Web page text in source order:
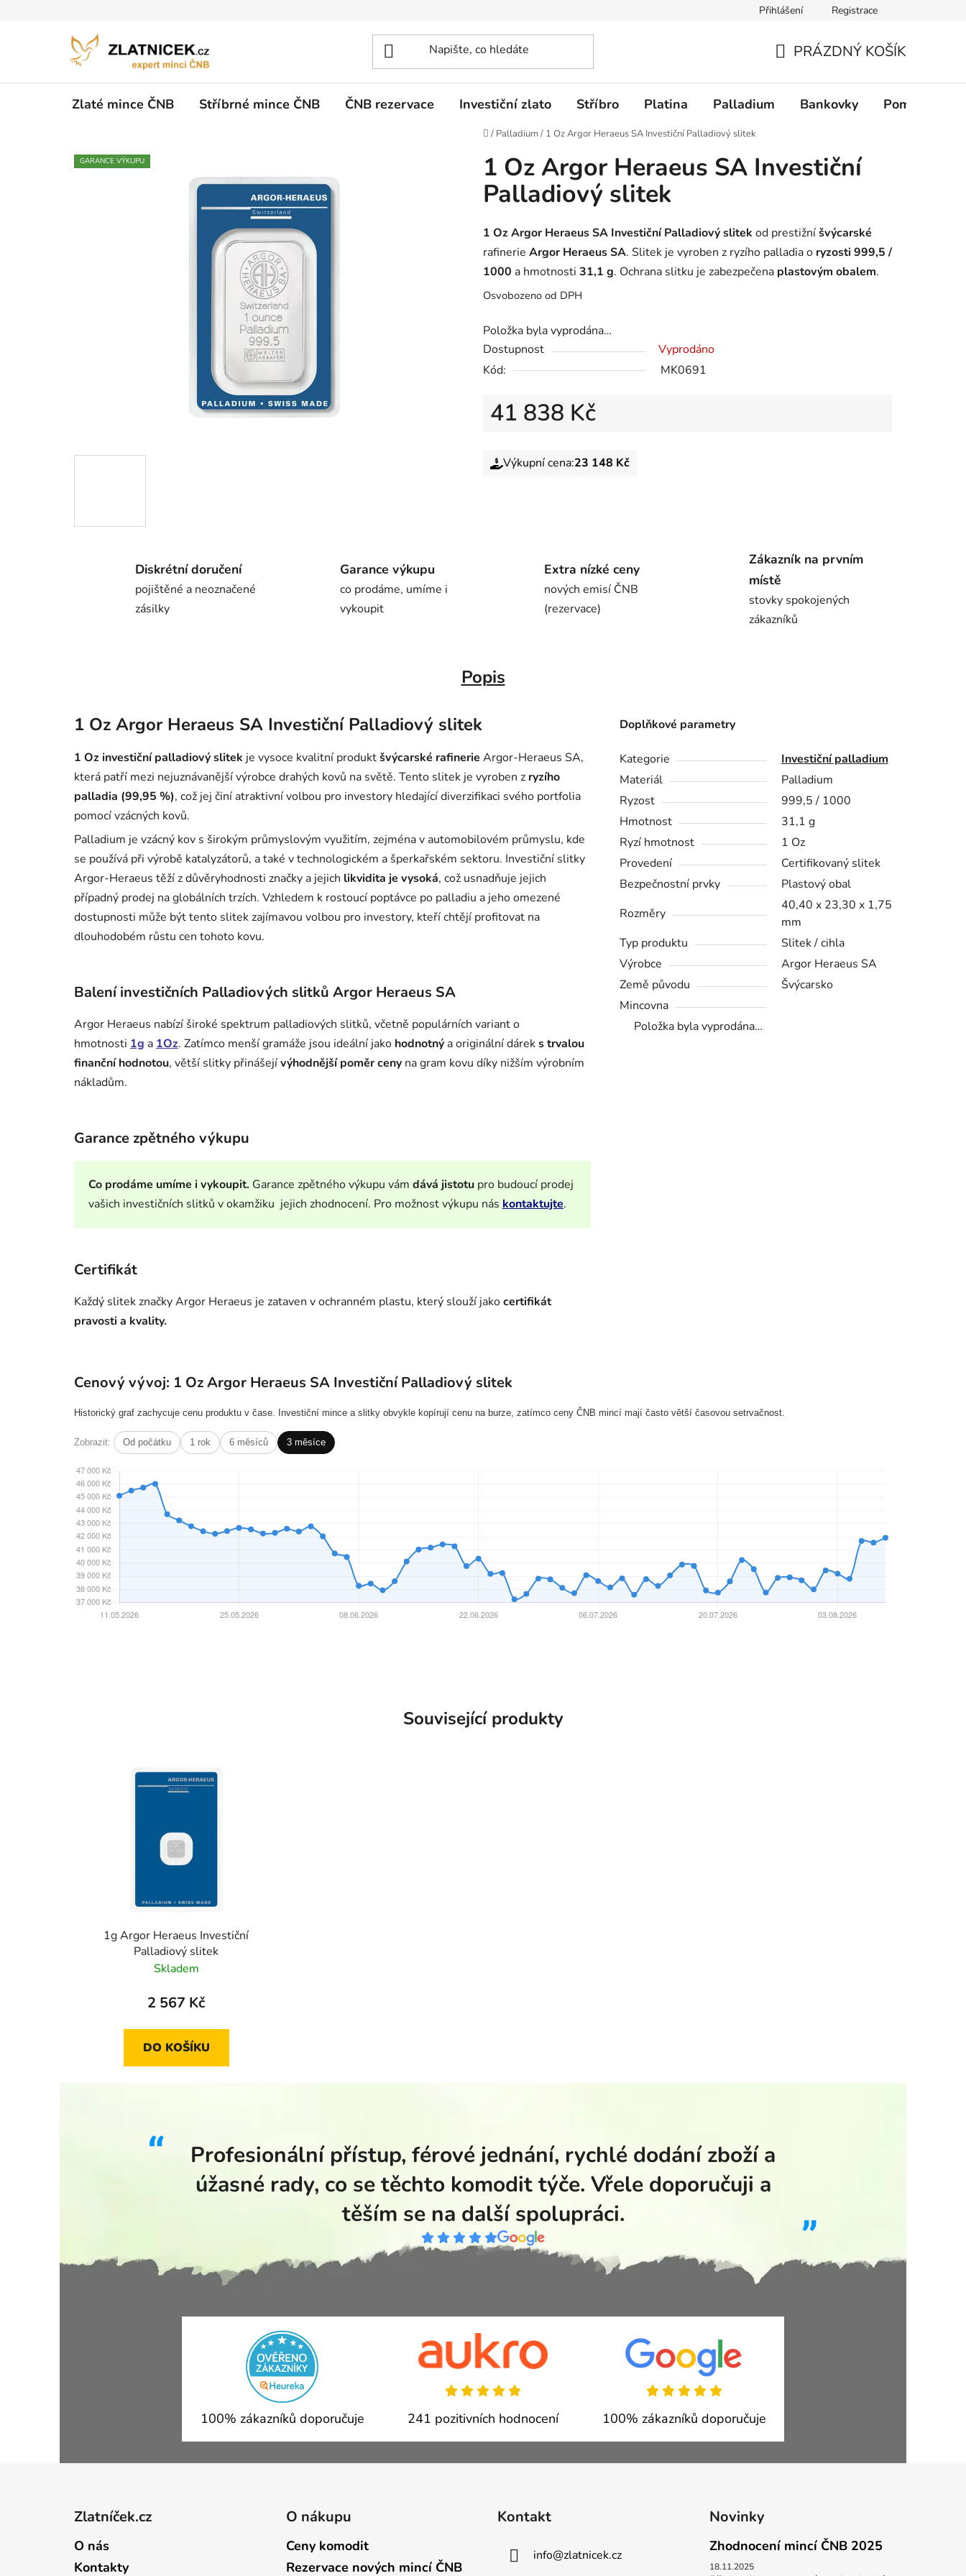
Přihlášení Registrace
PRÁZDNÝ KOŠÍK
Zlaté mince ČNB Stříbrné mince ČNB ČNB rezervace Investiční zlato Stříbro Platina Palladium Bankovky Pomůcky
Domů
/ Palladium/ 1 Oz Argor Heraeus SA Investiční Palladiový slitek
1 Oz Argor Heraeus SA Investiční
Palladiový slitek
1 Oz Argor Heraeus SA Investiční Palladiový slitek od prestižníšvýcarské
rafinerie Argor Heraeus SA. Slitek je vyroben z ryzího palladia o ryzosti 999,5 /
1000 a hmotnosti 31,1 g. Ochrana slitku je zabezpečena plastovým obalem.
Osvobozeno od DPH
Položka byla vyprodána…
Dostupnost
Vyprodáno
Kód:
MK0691
41 838 Kč
Výkupní cena:23 148 Kč
GARANCE VÝKUPU
Diskrétní doručení
pojištěné a neoznačené
zásilky
Garance výkupu
co prodáme, umíme i
vykoupit
Extra nízké ceny
nových emisí ČNB
(rezervace)
Zákazník na prvním
místě
stovky spokojených
zákazníků
Popis
1 Oz Argor Heraeus SA Investiční Palladiový slitek
1 Oz investiční palladiový slitek je vysoce kvalitní produktšvýcarské rafinerie Argor-Heraeus SA,
která patří mezi nejuznávanější výrobce drahých kovů na světě. Tento slitek je vyroben z ryzího
palladia (99,95 %), což jej činí atraktivní volbou pro investory hledající diverzifikaci svého portfolia
pomocí vzácných kovů.
Palladium je vzácný kov s širokým průmyslovým využitím, zejména v automobilovém průmyslu, kde
se používá při výrobě katalyzátorů, a také v technologickém a šperkařském sektoru. Investiční slitky
Argor-Heraeus těží z důvěryhodnosti značky a jejich likvidita je vysoká, což usnadňuje jejich
případný prodej na globálních trzích. Vzhledem k rostoucí poptávce po palladiu a jeho omezené
dostupnosti může být tento slitek zajímavou volbou pro investory, kteří chtějí profitovat na
dlouhodobém růstu cen tohoto kovu.
Balení investičních Palladiových slitků Argor Heraeus SA
Argor Heraeus nabízí široké spektrum palladiových slitků, včetně populárních variant o
hmotnosti 1g a 1Oz. Zatímco menší gramáže jsou ideální jako hodnotný a originální dáreks trvalou
finanční hodnotou, větší slitky přinášejívýhodnější poměr ceny na gram kovu díky nižším výrobním
nákladům.
Garance zpětného výkupu
Co prodáme umíme i vykoupit. Garance zpětného výkupu vám dává jistotu pro budoucí prodej
vašich investičních slitků v okamžiku jejich zhodnocení. Pro možnost výkupu nás kontaktujte.
Certifikát
Každý slitek značky Argor Heraeus je zataven v ochranném plastu, který slouží jakocertifikát
pravosti a kvality.
Doplňkové parametry
Kategorie
Investiční palladium
Materiál
Palladium
Ryzost
999,5 / 1000
Hmotnost
31,1 g
Ryzí hmotnost
1 Oz
Provedení
Certifikovaný slitek
Bezpečnostní prvky
Plastový obal
Rozměry
40,40 x 23,30 x 1,75
mm
Typ produktu
Slitek / cihla
Výrobce
Argor Heraeus SA
Země původu
Švýcarsko
Mincovna
Položka byla vyprodána…
Cenový vývoj: 1 Oz Argor Heraeus SA Investiční Palladiový slitek
Historický graf zachycuje cenu produktu v čase. Investiční mince a slitky obvykle kopírují cenu na burze, zatímco ceny ČNB mincí mají často větší časovou setrvačnost.
Zobrazit: Od počátku 1 rok 6 měsíců 3 měsíce
Související produkty
1g Argor Heraeus Investiční
Palladiový slitek
Skladem
2 567 Kč
DO KOŠÍKU
Profesionální přístup, férové jednání, rychlé dodání zboží a
úžasné rady, co se těchto komodit týče. Vřele doporučuji a
těším se na další spolupráci.
100% zákazníků doporučuje 241 pozitivních hodnocení 100% zákazníků doporučuje
Zlatníček.cz
O nás
Kontakty
O nákupu
Ceny komodit
Rezervace nových mincí ČNB
Kontakt
info@zlatnicek.cz
Novinky
Zhodnocení mincí ČNB 2025
18.11.2025